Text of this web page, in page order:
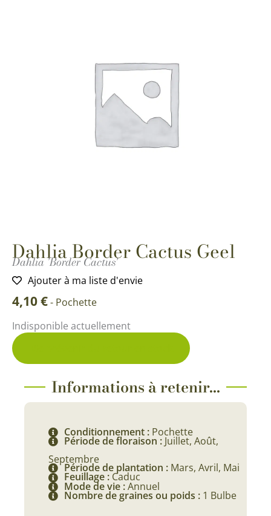
Dahlia Border Cactus Geel
Dahlia 'Border Cactus'
Ajouter à ma liste d'envie
4,10€- Pochette
Indisponible actuellement
Informations à retenir...
Conditionnement : Pochette
Période de floraison : Juillet, Août,
Septembre
Période de plantation : Mars, Avril, Mai
Feuillage : Caduc
Mode de vie :Annuel
Nombre de graines ou poids : 1 Bulbe